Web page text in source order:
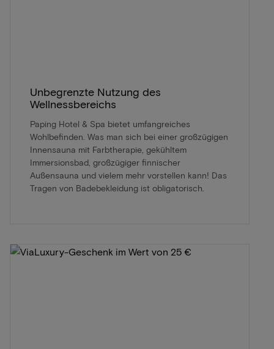
Unbegrenzte Nutzung des
Wellnessbereichs
Paping Hotel & Spa bietet umfangreiches
Wohlbefinden. Was man sich bei einer großzügigen
Innensauna mit Farbtherapie, gekühltem
Immersionsbad, großzügiger finnischer
Außensauna und vielem mehr vorstellen kann! Das
Tragen von Badebekleidung ist obligatorisch.